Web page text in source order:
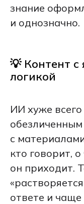
знание
и однозначно.
💡 Контент
логикой
ИИ хуже
с
кто говорит,
он приходит.
ответе и чаще